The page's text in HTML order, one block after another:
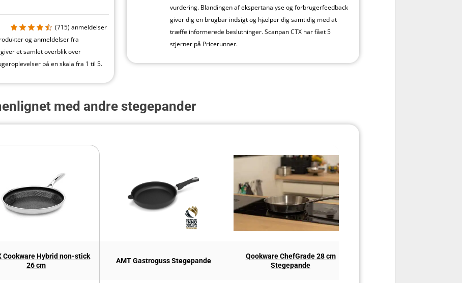
(715) anmeldelser
og anmeldelser fra
et samlet overblik over
på en skala fra 1 til 5.
vurdering. Blandingen af ekspertanalyse og forbrugerfeedback
giver dig en brugbar indsigt og hjælper dig samtidig med at
træffe informerede beslutninger. Scanpan CTX har fået 5
stjerner på Pricerunner.
med andre stegepander
Cookware Hybrid non-stick
26 cm
AMT Gastroguss Stegepande
Qookware ChefGrade 28 cm
Stegepande